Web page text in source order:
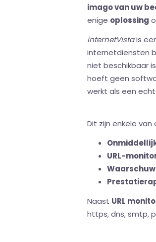
imago van uw
enige oplossing
internetVistais
internetdiensten
niet beschikbaar
hoeft geen
werkt als een
Dit zijn enkele
URL-
Naast URL
https, dns, smtp,